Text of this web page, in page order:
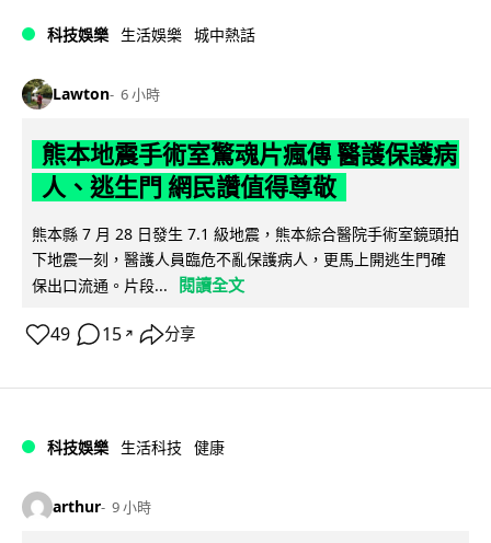
科技娛樂 生活娛樂 城中熱話
Lawton 6 小時
熊本地震手術室驚魂片瘋傳 醫護保護病
人、逃生門 網民讚值得尊敬
熊本縣 7 月 28 日發生 7.1 級地震，熊本綜合醫院手術室鏡頭拍
下地震一刻，醫護人員臨危不亂保護病人，更馬上開逃生門確
保出口流通。片段...
閱讀全文
49 15 ↗ 分享
科技娛樂 生活科技 健康
arthur 9 小時